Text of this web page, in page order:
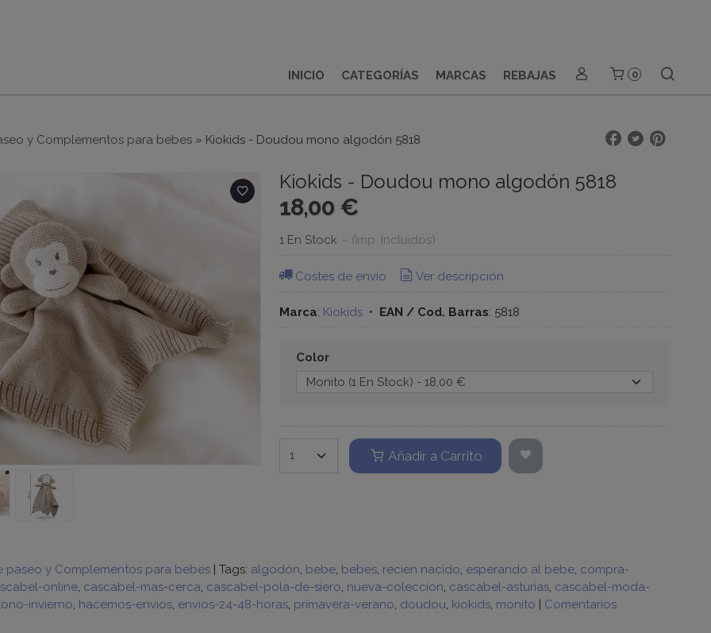
INICIO CATEGORÍAS MARCAS REBAJAS 0
y Complementos para bebes» Kiokids - Doudou mono algodón 5818
Kiokids - Doudou mono algodón 5818
18,00 €
1 En Stock - (Imp. Incluidos)
Costes de envío Ver descripción
Marca: Kiokids• EAN / Cod. Barras: 5818
Color
Añadir a Carrito
paseo y Complementos para bebes| Tags: algodón bebe bebes recien nacido esperando al bebe compra-
online cascabel-mas-cerca cascabel-pola-de-siero nueva-coleccion cascabel-asturias cascabel-moda-
invierno hacemos-envios envios-24-48-horas primavera-verano doudou kiokids monito | Comentarios